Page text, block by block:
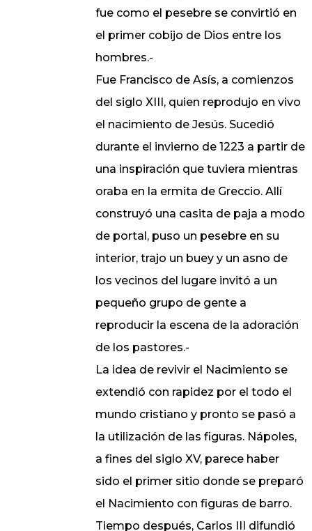
fue como el pesebre se convirtió en
el primer cobijo de Dios entre los
hombres.-
Fue Francisco de Asís, a comienzos
del siglo XIII, quien reprodujo en vivo
el nacimiento de Jesús. Sucedió
durante el invierno de 1223 a partir de
una inspiración que tuviera mientras
oraba en la ermita de Greccio. Allí
construyó una casita de paja a modo
de portal, puso un pesebre en su
interior, trajo un buey y un asno de
los vecinos del lugare invitó a un
pequeño grupo de gente a
reproducir la escena de la adoración
de los pastores.-
La idea de revivir el Nacimiento se
extendió con rapidez por el todo el
mundo cristiano y pronto se pasó a
la utilización de las figuras. Nápoles,
a fines del siglo XV, parece haber
sido el primer sitio donde se preparó
el Nacimiento con figuras de barro.
Tiempo después, Carlos III difundió